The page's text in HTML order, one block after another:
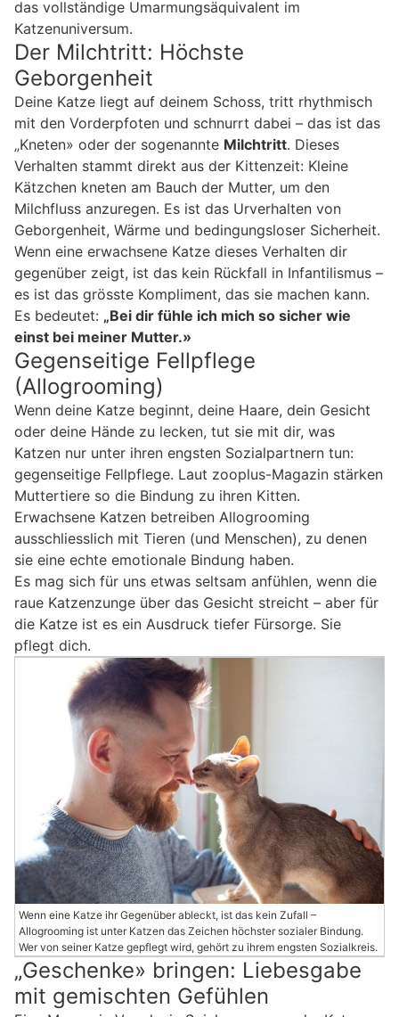
das vollständige Umarmungsäquivalent im
Katzenuniversum.
Der Milchtritt: Höchste
Geborgenheit
Deine Katze liegt auf deinem Schoss, tritt rhythmisch
mit den Vorderpfoten und schnurrt dabei – das ist das
„Kneten» oder der sogenannte Milchtritt. Dieses
Verhalten stammt direkt aus der Kittenzeit: Kleine
Kätzchen kneten am Bauch der Mutter, um den
Milchfluss anzuregen. Es ist das Urverhalten von
Geborgenheit, Wärme und bedingungsloser Sicherheit.
Wenn eine erwachsene Katze dieses Verhalten dir
gegenüber zeigt, ist das kein Rückfall in Infantilismus –
es ist das grösste Kompliment, das sie machen kann.
Es bedeutet: „Bei dir fühle ich mich so sicher wie
einst bei meiner Mutter.»
Gegenseitige Fellpflege
(Allogrooming)
Wenn deine Katze beginnt, deine Haare, dein Gesicht
oder deine Hände zu lecken, tut sie mit dir, was
Katzen nur unter ihren engsten Sozialpartnern tun:
gegenseitige Fellpflege. Laut zooplus-Magazin stärken
Muttertiere so die Bindung zu ihren Kitten.
Erwachsene Katzen betreiben Allogrooming
ausschliesslich mit Tieren (und Menschen), zu denen
sie eine echte emotionale Bindung haben.
Es mag sich für uns etwas seltsam anfühlen, wenn die
raue Katzenzunge über das Gesicht streicht – aber für
die Katze ist es ein Ausdruck tiefer Fürsorge. Sie
pflegt dich.
Wenn eine Katze ihr Gegenüber ableckt, ist das kein Zufall –
Allogrooming ist unter Katzen das Zeichen höchster sozialer Bindung.
Wer von seiner Katze gepflegt wird, gehört zu ihrem engsten Sozialkreis.
„Geschenke» bringen: Liebesgabe
mit gemischten Gefühlen